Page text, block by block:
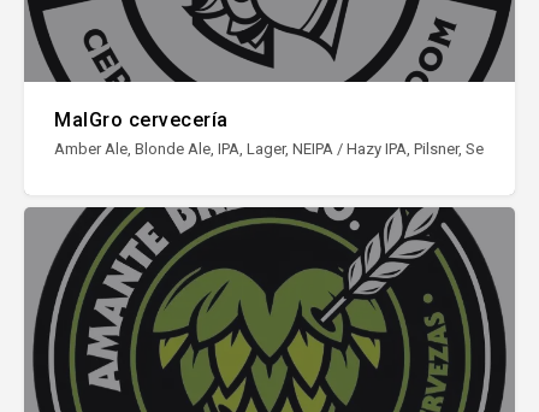
MalGro cervecería
Amber Ale, Blonde Ale, IPA, Lager, NEIPA / Hazy IPA, Pilsner, Session